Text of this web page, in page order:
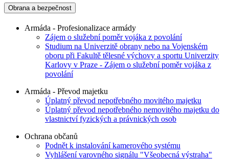
Obrana a bezpečnost
Armáda - Profesionalizace armády
Zájem o služební poměr vojáka z povolání
Studium na Univerzitě obrany nebo na Vojenském
oboru při Fakultě tělesné výchovy a sportu Univerzity
Karlovy v Praze - Zájem o služební poměr vojáka z
povolání
Armáda - Převod majetku
Úplatný převod nepotřebného movitého majetku
Úplatný převod nepotřebného nemovitého majetku do
vlastnictví fyzických a právnických osob
Ochrana občanů
Podnět k instalování kamerového systému
Vyhlášení varovného signálu "Všeobecná výstraha"